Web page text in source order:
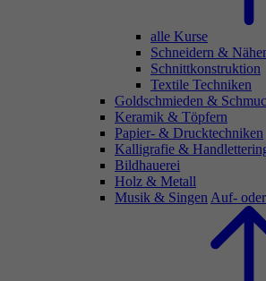
alle Kurse
Schneidern &
Schnittkonstruktion
Textile Techniken
Goldschmieden &
Keramik & Töpfern
Papier- & Drucktechniken
Kalligrafie &
Bildhauerei
Holz & Metall
Musik & Singen Auf-